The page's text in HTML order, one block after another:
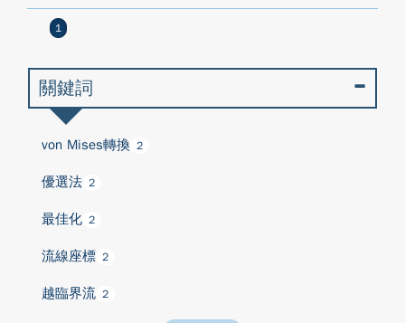
1
關鍵詞
von Mises轉換 2
優選法 2
最佳化 2
流線座標 2
越臨界流 2